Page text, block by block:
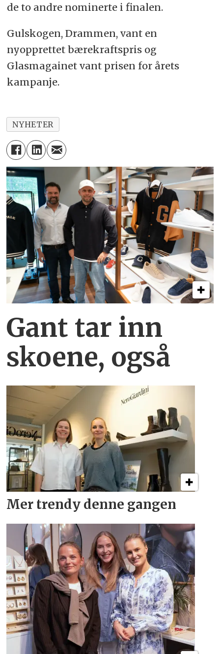
de to andre nominerte i finalen.
Gulskogen, Drammen, vant en
nyopprettet bærekraftspris og
Glasmagainet vant prisen for årets
kampanje.
NYHETER
Gant tar inn
skoene, også
Mer trendy denne gangen